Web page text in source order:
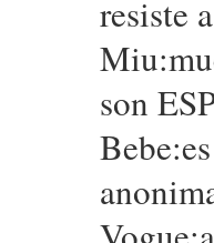
resiste
son